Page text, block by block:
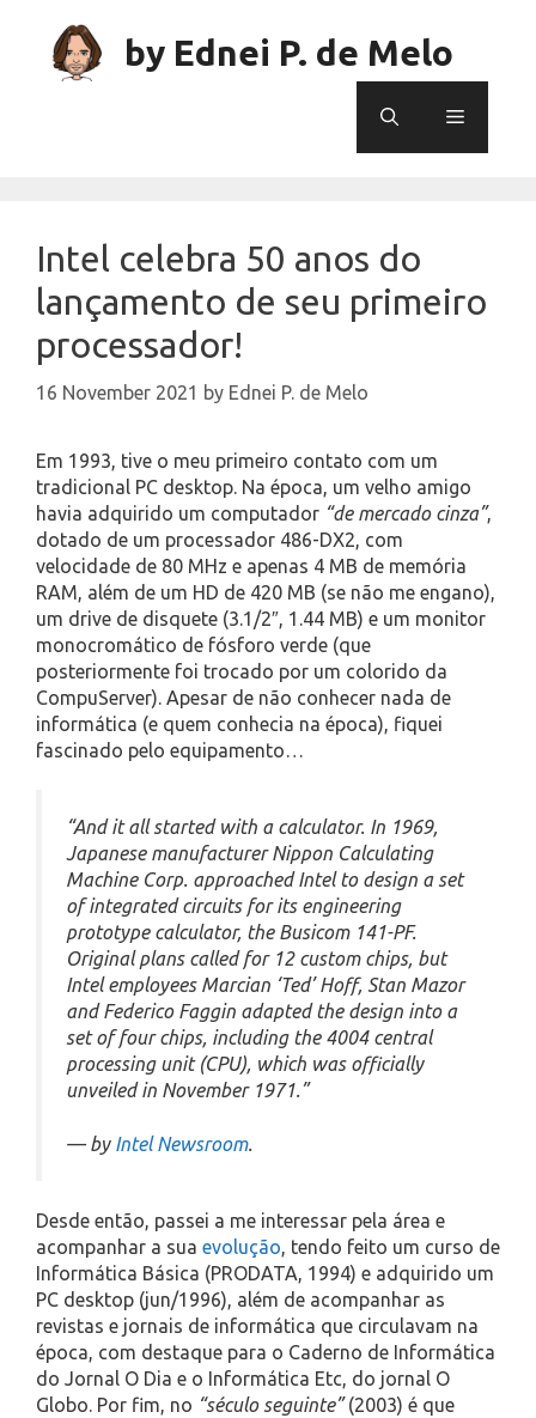
content
by Ednei P. de Melo
Menu
Intel celebra 50 anos do
lançamento de seu primeiro
processador!
16 November 2021 by Ednei P. de Melo
Em 1993, tive o meu primeiro contato com um
tradicional PC desktop. Na época, um velho amigo
havia adquirido um computador “de mercado cinza”,
dotado de um processador 486-DX2, com
velocidade de 80 MHz e apenas 4 MB de memória
RAM, além de um HD de 420 MB (se não me engano),
um drive de disquete (3.1/2″, 1.44 MB) e um monitor
monocromático de fósforo verde (que
posteriormente foi trocado por um colorido da
CompuServer). Apesar de não conhecer nada de
informática (e quem conhecia na época), fiquei
fascinado pelo equipamento…
“And it all started with a calculator. In 1969,
Japanese manufacturer Nippon Calculating
Machine Corp. approached Intel to design a set
of integrated circuits for its engineering
prototype calculator, the Busicom 141-PF.
Original plans called for 12 custom chips, but
Intel employees Marcian ‘Ted’ Hoff, Stan Mazor
and Federico Faggin adapted the design into a
set of four chips, including the 4004 central
processing unit (CPU), which was officially
unveiled in November 1971.”
— by Intel Newsroom.
Desde então, passei a me interessar pela área e
acompanhar a sua evolução, tendo feito um curso de
Informática Básica (PRODATA, 1994) e adquirido um
PC desktop (jun/1996), além de acompanhar as
revistas e jornais de informática que circulavam na
época, com destaque para o Caderno de Informática
do Jornal O Dia e o Informática Etc, do jornal O
Globo. Por fim, no “século seguinte”(2003) é que